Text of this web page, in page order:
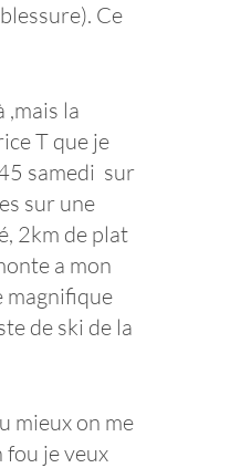
Ce
,mais la
T que je
samedi sur
sur une
2km de plat
a mon
magnifique
de ski de la
mieux on me
fou je veux